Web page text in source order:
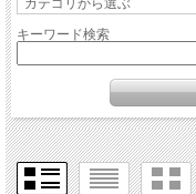
キーワード検索